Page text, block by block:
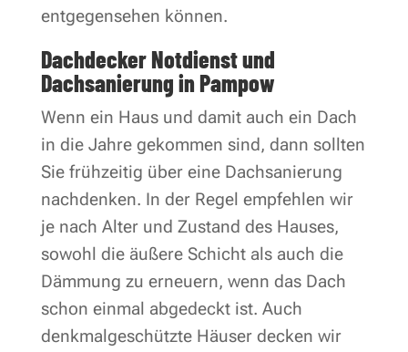
entgegensehen können.
Dachdecker Notdienst und
Dachsanierung in Pampow
Wenn ein Haus und damit auch ein Dach
in die Jahre gekommen sind, dann sollten
Sie frühzeitig über eine Dachsanierung
nachdenken. In der Regel empfehlen wir
je nach Alter und Zustand des Hauses,
sowohl die äußere Schicht als auch die
Dämmung zu erneuern, wenn das Dach
schon einmal abgedeckt ist. Auch
denkmalgeschützte Häuser decken wir